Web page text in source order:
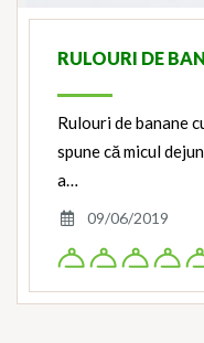
RULOURI DE
Rulouri de banane
spune că micul
a…
09/06/2019